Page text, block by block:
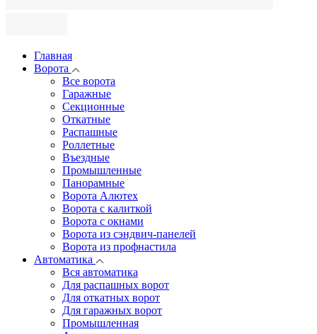
Главная
Ворота
Все ворота
Гаражные
Секционные
Откатные
Распашные
Роллетные
Въездные
Промышленные
Панорамные
Ворота Алютех
Ворота с калиткой
Ворота c окнами
Ворота из сэндвич-панелей
Ворота из профнастила
Автоматика
Вся автоматика
Для распашных ворот
Для откатных ворот
Для гаражных ворот
Промышленная